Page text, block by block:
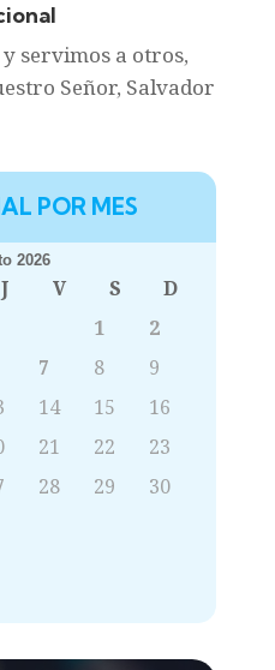
servimos a otros,
Señor, Salvador
POR MES
2026
J V S
D
1
2
7 8
9
14 15
16
21 22
23
28 29
30